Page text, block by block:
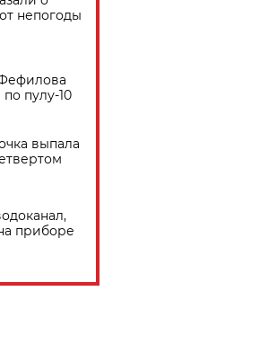
непогоды
пулу-10
выпала
приборе